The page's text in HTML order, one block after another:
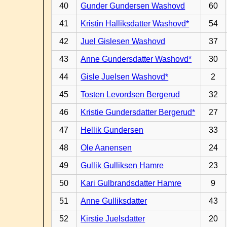
40 Gunder Gundersen Washovd 60
41 Kristin Halliksdatter Washovd* 54
42 Juel Gislesen Washovd 37
43 Anne Gundersdatter Washovd* 30
44 Gisle Juelsen Washovd* 2
45 Tosten Levordsen Bergerud 32
46 Kristie Gundersdatter Bergerud* 27
47 Hellik Gundersen 33
48 Ole Aanensen 24
49 Gullik Gulliksen Hamre 23
50 Kari Gulbrandsdatter Hamre 9
51 Anne Gulliksdatter 43
52 Kirstie Juelsdatter 20